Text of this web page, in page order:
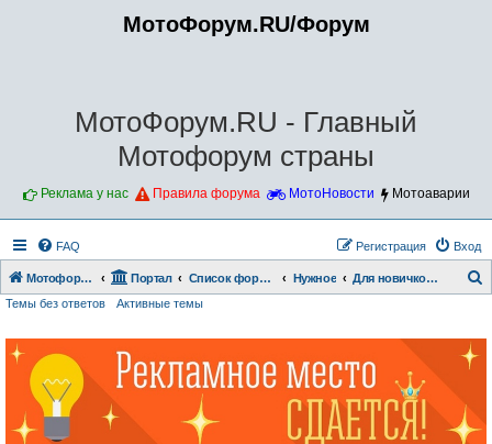
МотоФорум.RU/Форум
МотоФорум.RU - Главный
Мотофорум страны
Реклама у нас Правила форума МотоНовости Мотоаварии
FAQ Вход
Регистрация
Мотофорум.RU Портал Список форумов Нужное Для новичков!!!
Темы без ответов Активные темы